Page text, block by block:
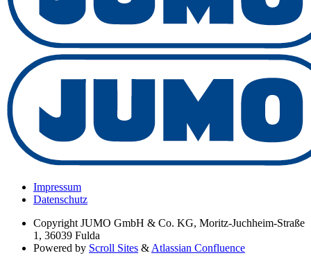
Impressum
Datenschutz
Copyright JUMO GmbH & Co. KG, Moritz-Juchheim-Straße
1, 36039 Fulda
Powered by Scroll Sites & Atlassian Confluence